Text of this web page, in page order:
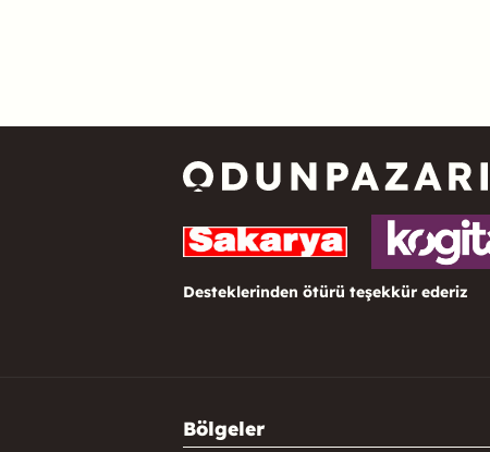
Desteklerinden ötürü teşekkür ederiz
Bölgeler